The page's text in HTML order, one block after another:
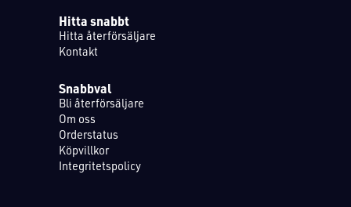
Hitta snabbt
Hitta återförsäljare
Kontakt
Snabbval
Bli återförsäljare
Om oss
Orderstatus
Köpvillkor
Integritetspolicy